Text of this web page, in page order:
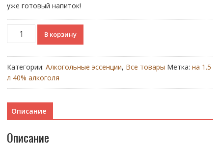
уже готовый напиток!
Количество
товара
50
В корзину
Категории: Алкогольные эссенции, Все товары Метка: на 1.5
л 40% алкоголя
Описание
Описание